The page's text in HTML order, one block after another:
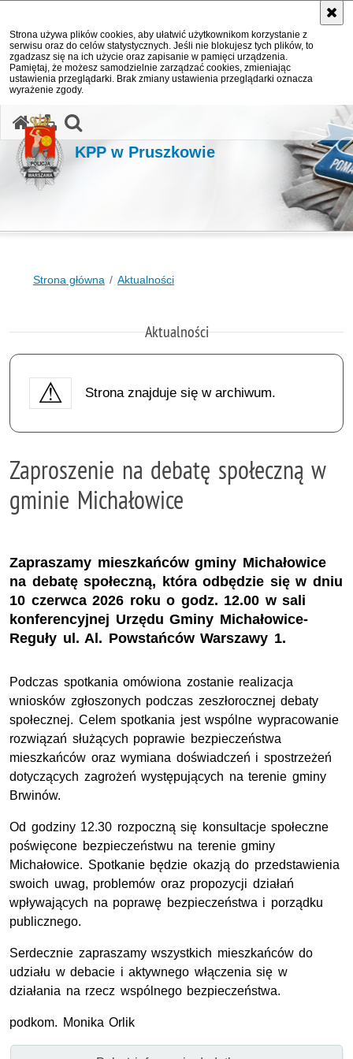
Strona używa plików cookies, aby ułatwić użytkownikom korzystanie z
serwisu oraz do celów statystycznych. Jeśli nie blokujesz tych plików, to
zgadzasz się na ich użycie oraz zapisanie w pamięci urządzenia.
Pamiętaj, że możesz samodzielnie zarządzać cookies, zmieniając
ustawienia przeglądarki. Brak zmiany ustawienia przeglądarki oznacza
wyrażenie zgody.
KPP w Pruszkowie
Strona główna Aktualności
Aktualności
Strona znajduje się w archiwum.
Zaproszenie na debatę społeczną w
gminie Michałowice
Zapraszamy mieszkańców gminy Michałowice
na debatę społeczną, która odbędzie się w dniu
10 czerwca 2026 roku o godz. 12.00 w sali
konferencyjnej Urzędu Gminy Michałowice-
Reguły ul. Al. Powstańców Warszawy 1.
Podczas spotkania omówiona zostanie realizacja
wniosków zgłoszonych podczas zeszłorocznej debaty
społecznej. Celem spotkania jest wspólne wypracowanie
rozwiązań służących poprawie bezpieczeństwa
mieszkańców oraz wymiana doświadczeń i spostrzeżeń
dotyczących zagrożeń występujących na terenie gminy
Brwinów.
Od godziny 12.30 rozpoczną się konsultacje społeczne
poświęcone bezpieczeństwu na terenie gminy
Michałowice. Spotkanie będzie okazją do przedstawienia
swoich uwag, problemów oraz propozycji działań
wpływających na poprawę bezpieczeństwa i porządku
publicznego.
Serdecznie zapraszamy wszystkich mieszkańców do
udziału w debacie i aktywnego włączenia się w
działania na rzecz wspólnego bezpieczeństwa.
podkom. Monika Orlik